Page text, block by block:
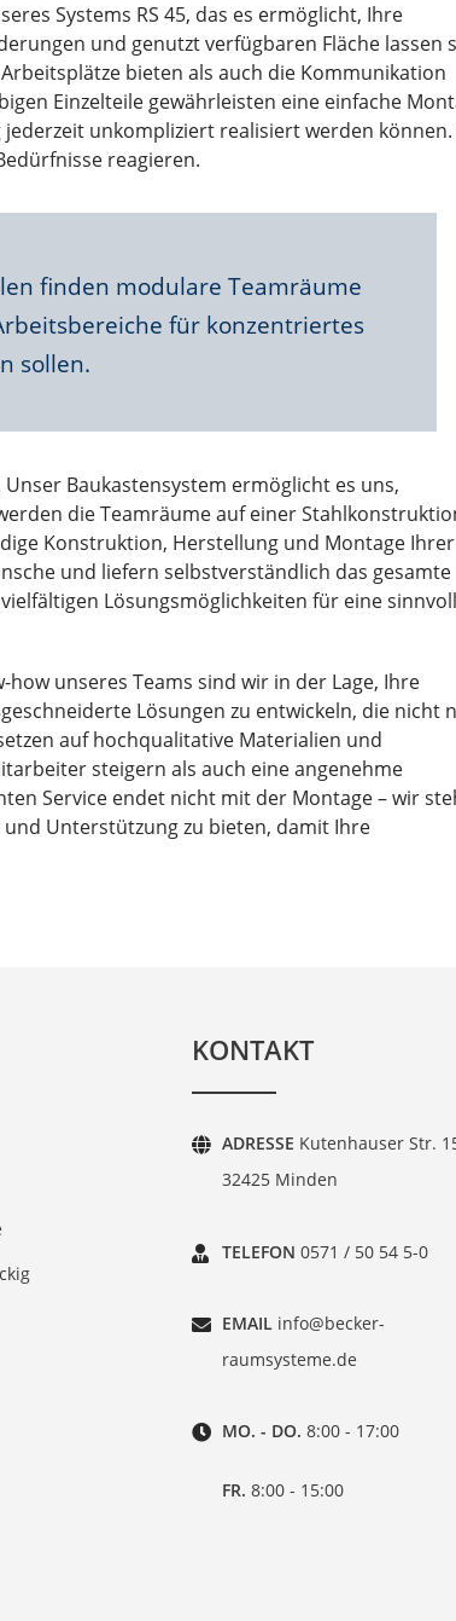
Systems RS 45, das es ermöglicht, Ihre
und genutzt verfügbaren Fläche lassen
bieten als auch die Kommunikation
Einzelteile gewährleisten eine einfache
unkompliziert realisiert werden können.
reagieren.
finden modulare Teamräume
für konzentriertes
sollen.
Baukastensystem ermöglicht es uns,
die Teamräume auf einer
Konstruktion, Herstellung und Montage Ihrer
und liefern selbstverständlich das gesamte
Lösungsmöglichkeiten für eine
unseres Teams sind wir in der Lage, Ihre
Lösungen zu entwickeln, die nicht
auf hochqualitative Materialien und
steigern als auch eine angenehme
Service endet nicht mit der Montage – wir
Unterstützung zu bieten, damit Ihre
KONTAKT
ADRESSE Kutenhauser Str.
32425 Minden
TELEFON 0571 / 50 54 5-0
EMAIL info@becker-
raumsysteme.de
MO. - DO. 8:00 - 17:00
FR. 8:00 - 15:00